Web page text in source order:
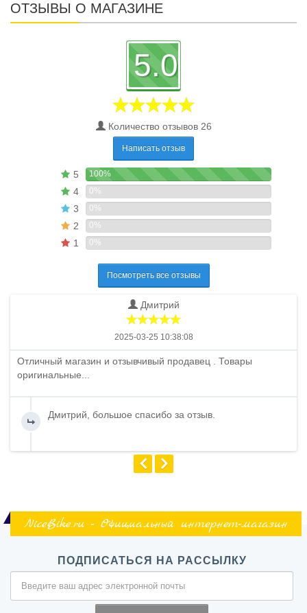
ОТЗЫВЫ О МАГАЗИНЕ
5.0
Количество отзывов 26
Написать отзыв
5 100%
4 0%
3 0%
2 0%
1 0%
Посмотреть все отзывы
Дмитрий
2025-03-25 10:38:08
Отличный магазин и отзывчивый продавец . Товары
оригинальные...
Дмитрий, большое спасибо за отзыв.
NiceBike.ru - Официальный интернет-магазин
ПОДПИСАТЬСЯ НА РАССЫЛКУ